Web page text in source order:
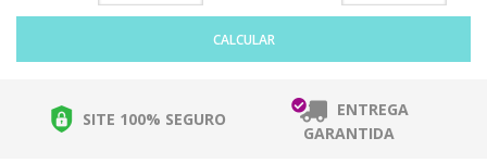
CALCULAR
SITE 100% SEGURO
ENTREGA
GARANTIDA